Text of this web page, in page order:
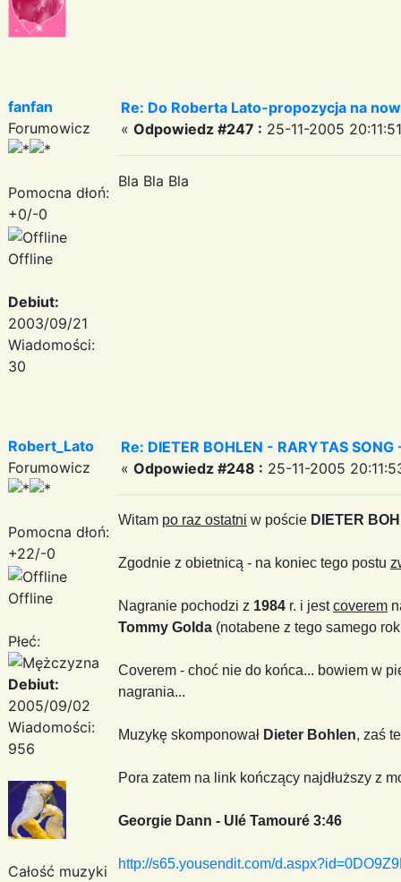
fanfan
Forumowicz
Pomocna dłoń:
+0/-0
Offline
Debiut:
2003/09/21
Wiadomości:
30
Re: Do Roberta Lato-propozycja na
« Odpowiedz #247 : 25-11-2005
Bla Bla Bla
Robert_Lato
Forumowicz
Pomocna dłoń:
+22/-0
Offline
Płeć:
Debiut:
2005/09/02
Wiadomości:
956
Całość muzyki
Re: DIETER BOHLEN - RARYTAS
« Odpowiedz #248 : 25-11-2005
Witam po raz ostatni w poście DIETER
Zgodnie z obietnicą - na koniec tego postu
Nagranie pochodzi z 1984 r. i jestcoverem
Tommy Golda (notabene z tego samego
Coverem - choć nie do końca... bowiem w
nagrania...
Muzykę skomponował Dieter Bohlen, zaś
Pora zatem na link kończący najdłuższy z
Georgie Dann - Ulé Tamouré 3:46
http://s65.yousendit.com/